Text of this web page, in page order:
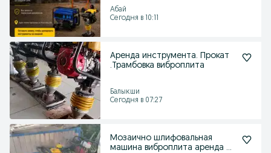
Абай
Сегодня в 10:11
Аренда инструмента. Прокат
.Трамбовка виброплита
Балыкши
Сегодня в 07:27
Мозаично шлифовальная
машина виброплита аренда и